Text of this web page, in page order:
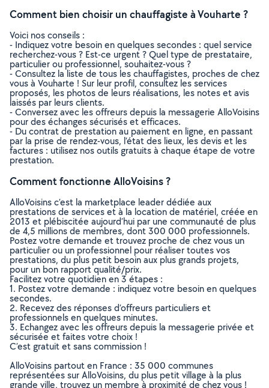
Comment bien choisir un chauffagiste à Vouharte ?
Voici nos conseils :
- Indiquez votre besoin en quelques secondes : quel service
recherchez-vous ? Est-ce urgent ? Quel type de prestataire,
particulier ou professionnel, souhaitez-vous ?
- Consultez la liste de tous les chauffagistes, proches de chez
vous à Vouharte ! Sur leur profil, consultez les services
proposés, les photos de leurs réalisations, les notes et avis
laissés par leurs clients.
- Conversez avec les offreurs depuis la messagerie AlloVoisins
pour des échanges sécurisés et efficaces.
- Du contrat de prestation au paiement en ligne, en passant
par la prise de rendez-vous, l’état des lieux, les devis et les
factures : utilisez nos outils gratuits à chaque étape de votre
prestation.
Comment fonctionne AlloVoisins ?
AlloVoisins c’est la marketplace leader dédiée aux
prestations de services et à la location de matériel, créée en
2013 et plébiscitée aujourd’hui par une communauté de plus
de 4,5 millions de membres, dont 300 000 professionnels.
Postez votre demande et trouvez proche de chez vous un
particulier ou un professionnel pour réaliser toutes vos
prestations, du plus petit besoin aux plus grands projets,
pour un bon rapport qualité/prix.
Facilitez votre quotidien en 3 étapes :
1. Postez votre demande : indiquez votre besoin en quelques
secondes.
2. Recevez des réponses d’offreurs particuliers et
professionnels en quelques minutes.
3. Echangez avec les offreurs depuis la messagerie privée et
sécurisée et faites votre choix !
C’est gratuit et sans commission !
AlloVoisins partout en France : 35 000 communes
représentées sur AlloVoisins, du plus petit village à la plus
grande ville, trouvez un membre à proximité de chez vous !